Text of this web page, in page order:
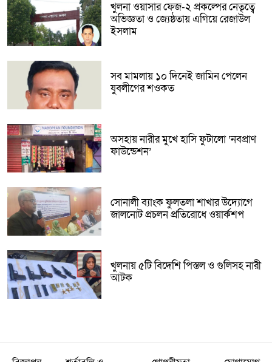
খুলনা ওয়াসার ফেজ-২ প্রকল্পের নেতৃত্বে
অভিজ্ঞতা ও জ্যেষ্ঠতায় এগিয়ে রেজাউল
ইসলাম
সব মামলায় ১০ দিনেই জামিন পেলেন
যুবলীগের শওকত
অসহায় নারীর মুখে হাসি ফুটালো ‘নবপ্রাণ
ফাউন্ডেশন’
সোনালী ব্যাংক ফুলতলা শাখার উদ্যোগে
জালনোট প্রচলন প্রতিরোধে ওয়ার্কশপ
খুলনায় ৫টি বিদেশি পিস্তল ও গুলিসহ নারী
আটক